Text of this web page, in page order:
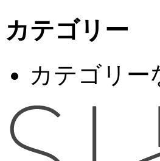
カテゴリー
カテゴリー